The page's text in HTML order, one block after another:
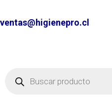
ventas@higienepro.cl